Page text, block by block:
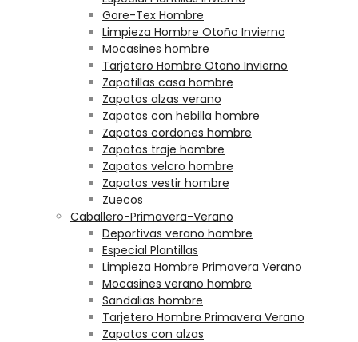
Gore-Tex Hombre
Limpieza Hombre Otoño Invierno
Mocasines hombre
Tarjetero Hombre Otoño Invierno
Zapatillas casa hombre
Zapatos alzas verano
Zapatos con hebilla hombre
Zapatos cordones hombre
Zapatos traje hombre
Zapatos velcro hombre
Zapatos vestir hombre
Zuecos
Caballero-Primavera-Verano
Deportivas verano hombre
Especial Plantillas
Limpieza Hombre Primavera Verano
Mocasines verano hombre
Sandalias hombre
Tarjetero Hombre Primavera Verano
Zapatos con alzas